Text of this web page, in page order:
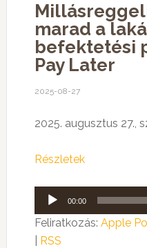
marad a
befektetési
Pay Later
2025-08-27
2025. augusztus 27.,
Részletek
Audió
lejátszó
00:00
Feliratkozás: Apple
RSS